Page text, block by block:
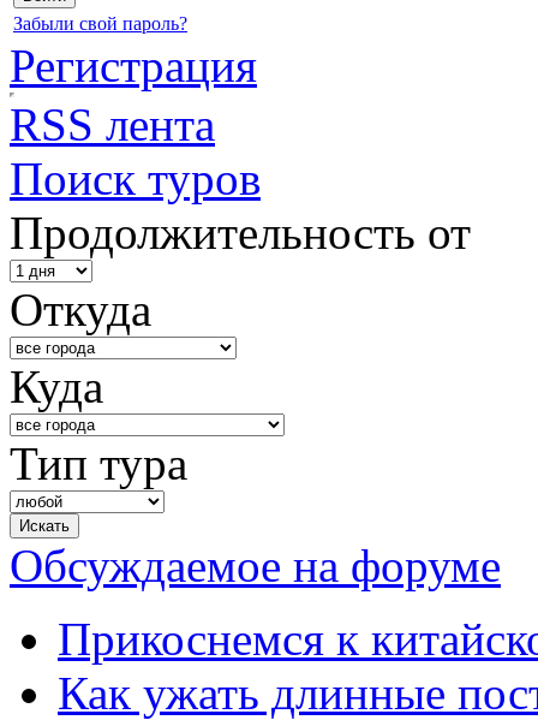
Забыли свой пароль?
Регистрация
RSS лента
Поиск туров
Продолжительность от
Откуда
Куда
Тип тура
Обсуждаемое на форуме
Прикоснемся к
Как ужать длинные